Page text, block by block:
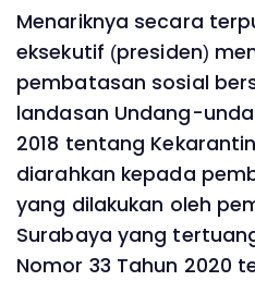
Menariknya secara
eksekutif (presiden)
pembatasan sosial
landasan Undang-
2018 tentang
diarahkan kepada
yang dilakukan oleh
Surabaya yang
Nomor 33 Tahun 2020